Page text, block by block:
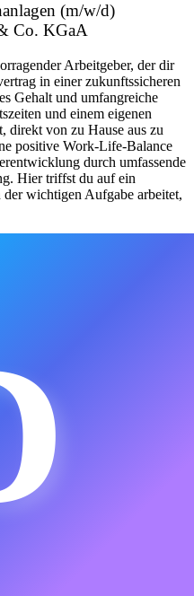
(m/w/d)
Co. KGaA
Arbeitgeber, der dir
in einer zukunftssicheren
Gehalt und umfangreiche
und einem eigenen
direkt von zu Hause aus zu
positive Work-Life-Balance
durch umfassende
Hier triffst du auf ein
der wichtigen Aufgabe arbeitet,